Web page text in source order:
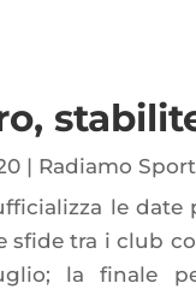
| Radiamo
le
sfide tra i club
la finale